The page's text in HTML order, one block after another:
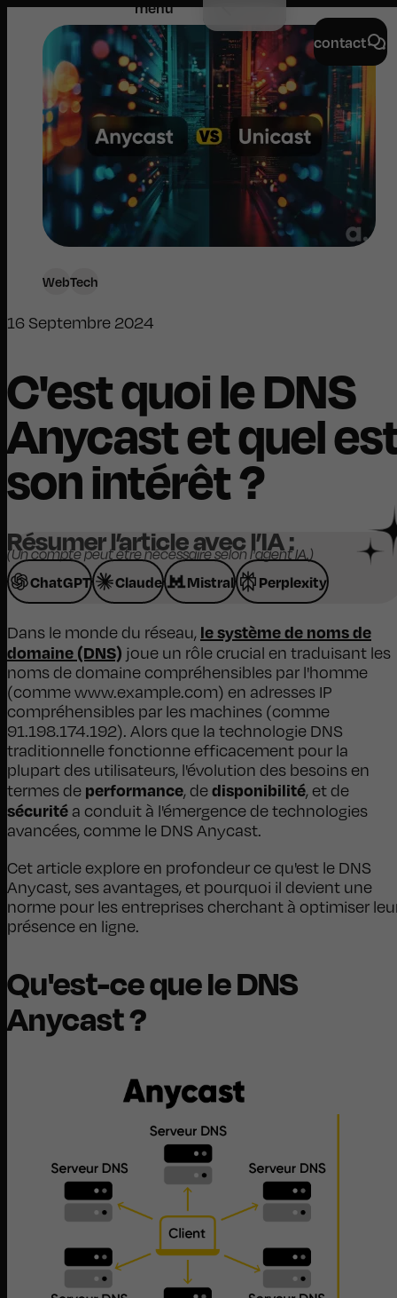
menu
contact
WebTech
16 Septembre 2024
C'est quoi le DNS
Anycast et quel
son intérêt ?
Résumer l’article avec l’IA :
(Un compte peut être nécessaire selon l'agent IA.)
ChatGPT Claude Mistral Perplexity
Dans le monde du réseau, le système de noms de
domaine (DNS) joue un rôle crucial en traduisant les
noms de domaine compréhensibles par l'homme
(comme www.example.com) en adresses IP
compréhensibles par les machines (comme
91.198.174.192). Alors que la technologie DNS
traditionnelle fonctionne efficacement pour la
plupart des utilisateurs, l'évolution des besoins en
termes de performance, dedisponibilité, et de
sécurité a conduit à l'émergence de technologies
avancées, comme le DNS Anycast.
Cet article explore en profondeur ce qu'est le DNS
Anycast, ses avantages, et pourquoi il devient une
norme pour les entreprises cherchant à optimiser
présence en ligne.
Qu'est-ce que le DNS
Anycast ?